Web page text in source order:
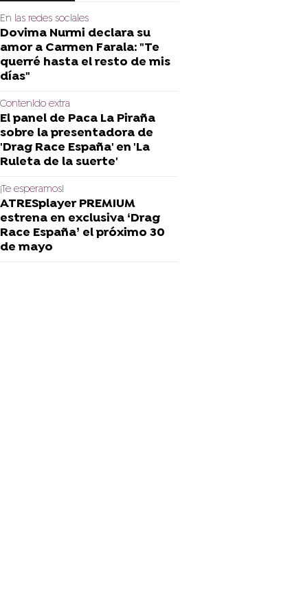
En las redes sociales
Dovima Nurmi declara su
amor a Carmen Farala: "Te
querré hasta el resto de mis
días"
Contenido extra
El panel de Paca La Piraña
sobre la presentadora de
'Drag Race España' en 'La
Ruleta de la suerte'
¡Te esperamos!
ATRESplayer PREMIUM
estrena en exclusiva ‘Drag
Race España’ el próximo 30
de mayo